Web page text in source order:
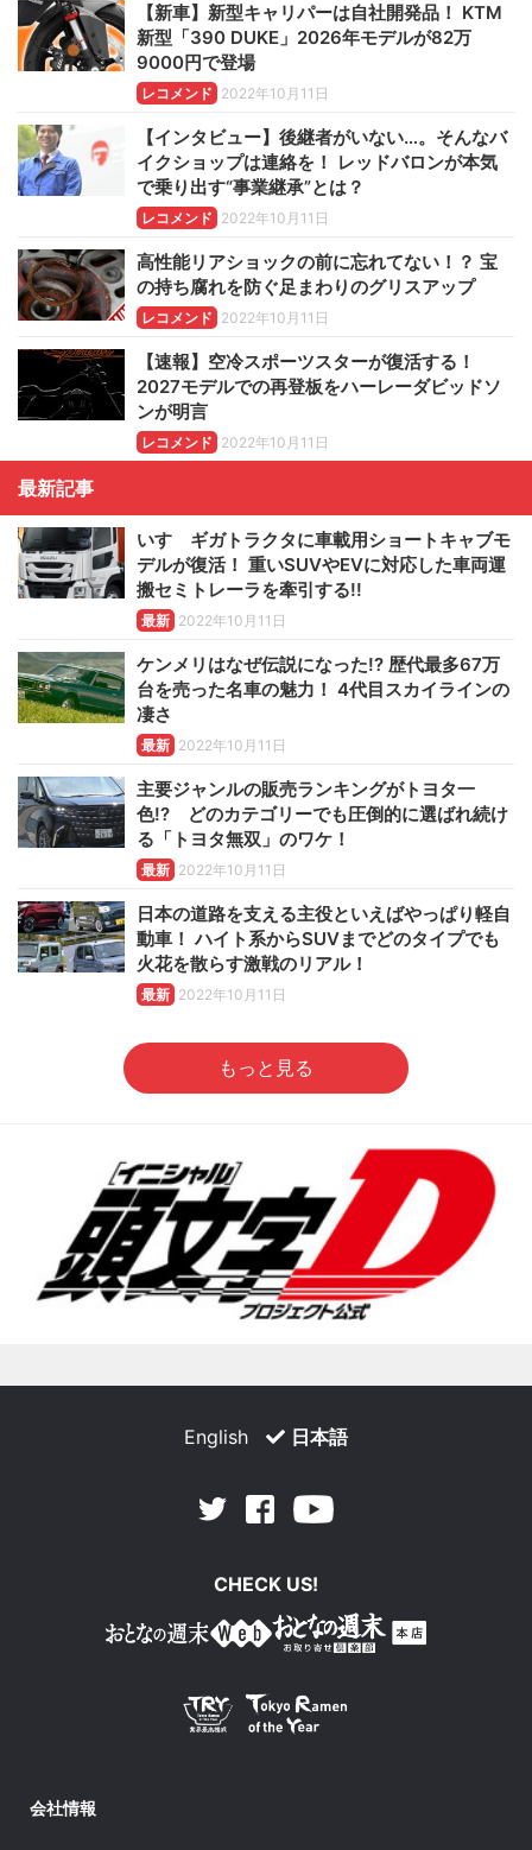
【新車】新型キャリパーは自社開発品！ KTM
新型「390 DUKE」2026年モデルが82万
9000円で登場
レコメンド 2022年10月11日
【インタビュー】後継者がいない…。そんなバ
イクショップは連絡を！ レッドバロンが本気
で乗り出す“事業継承”とは？
レコメンド 2022年10月11日
高性能リアショックの前に忘れてない！？ 宝
の持ち腐れを防ぐ足まわりのグリスアップ
レコメンド 2022年10月11日
【速報】空冷スポーツスターが復活する！
2027モデルでの再登板をハーレーダビッドソ
ンが明言
レコメンド 2022年10月11日
最新記事
いすゞギガトラクタに車載用ショートキャブモ
デルが復活！ 重いSUVやEVに対応した車両運
搬セミトレーラを牽引する!!
最新 2022年10月11日
ケンメリはなぜ伝説になった!? 歴代最多67万
台を売った名車の魅力！ 4代目スカイラインの
凄さ
最新 2022年10月11日
主要ジャンルの販売ランキングがトヨタ一
色!? どのカテゴリーでも圧倒的に選ばれ続け
る「トヨタ無双」のワケ！
最新 2022年10月11日
日本の道路を支える主役といえばやっぱり軽自
動車！ ハイト系からSUVまでどのタイプでも
火花を散らす激戦のリアル！
最新 2022年10月11日
もっと見る
English 日本語
Twitter Facebook
CHECK US!
会社情報